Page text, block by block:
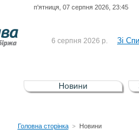
п'ятниця, 07 серпня 2026, 23:45
6 серпня 2026 р. Зі
5 серпня 2026 р.
Зі
UA4000232607)
4 серпня 2026 р.
Новини
Головна сторінка > Новини